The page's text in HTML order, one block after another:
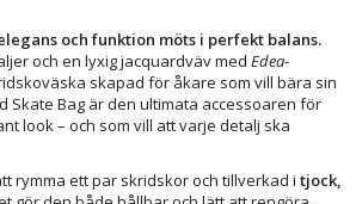
och funktion möts i perfekt balans.
och en lyxig jacquardväv med Edea-
skapad för åkare som vill bära sin
Skate Bag är den ultimata accessoaren för
look – och som vill att varje detalj ska
rymma ett par skridskor och tillverkad i tjock,